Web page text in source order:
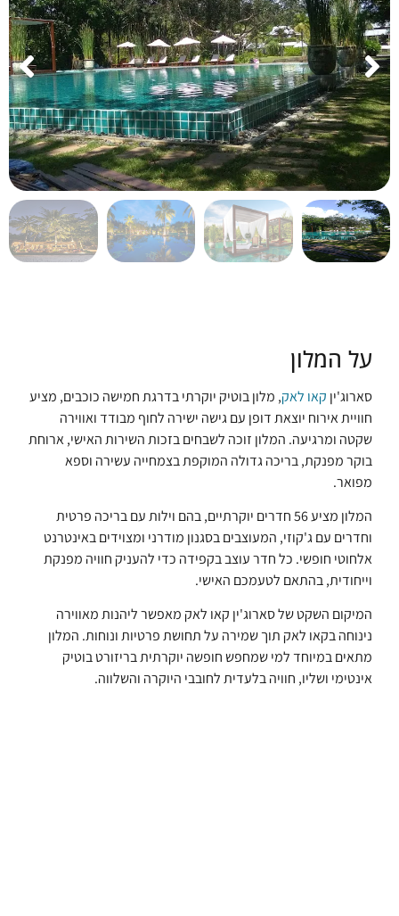
על המלון
סארוג'ין קאו לאק, מלון בוטיק יוקרתי בדרגת חמישה כוכבים, מציע
חוויית אירוח יוצאת דופן עם גישה ישירה לחוף מבודד ואווירה
שקטה ומרגיעה. המלון זוכה לשבחים בזכות השירות האישי, ארוחת
בוקר מפנקת, בריכה גדולה המוקפת בצמחייה עשירה וספא
מפואר.
המלון מציע 56 חדרים יוקרתיים, בהם וילות עם בריכה פרטית
וחדרים עם ג'קוזי, המעוצבים בסגנון מודרני ומצוידים באינטרנט
אלחוטי חופשי. כל חדר עוצב בקפידה כדי להעניק חוויה מפנקת
וייחודית, בהתאם לטעמכם האישי.
המיקום השקט של סארוג'ין קאו לאק מאפשר ליהנות מאווירה
נינוחה בקאו לאק תוך שמירה על תחושת פרטיות ונוחות. המלון
מתאים במיוחד למי שמחפש חופשה יוקרתית בריזורט בוטיק
אינטימי ושליו, חוויה בלעדית לחובבי היוקרה והשלווה.